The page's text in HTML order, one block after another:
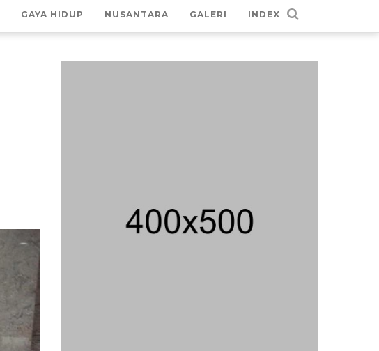
GAYA HIDUP NUSANTARA GALERI INDEX